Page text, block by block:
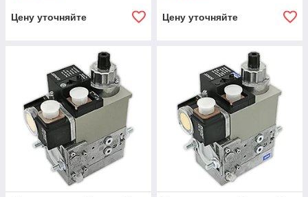
Цену уточняйте Цену уточняйте